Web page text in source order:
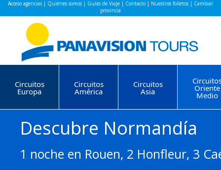
Acceso agencias | Quiénes somos | Guías de Viaje | Contacto | Nuestros folletos | Cambiar
provincia
Circuitos
Europa
Circuitos
América
Circuitos
Asia Oriente
Medio
Descubre Normandía
1 noche en Rouen, 2 Honfleur, 3